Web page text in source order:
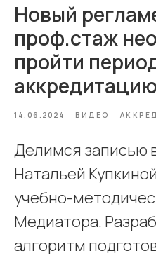
Новый
проф.стаж
пройти
14.06.2024 ВИДЕО
Делимся записью
Натальей
учебно-
Медиатора.
алгоритм